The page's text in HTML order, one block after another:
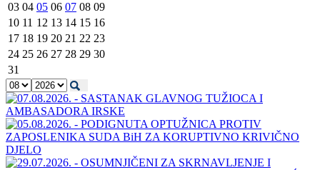
03 04 05 06 07 08 09
10 11 12 13 14 15 16
17 18 19 20 21 22 23
24 25 26 27 28 29 30
31